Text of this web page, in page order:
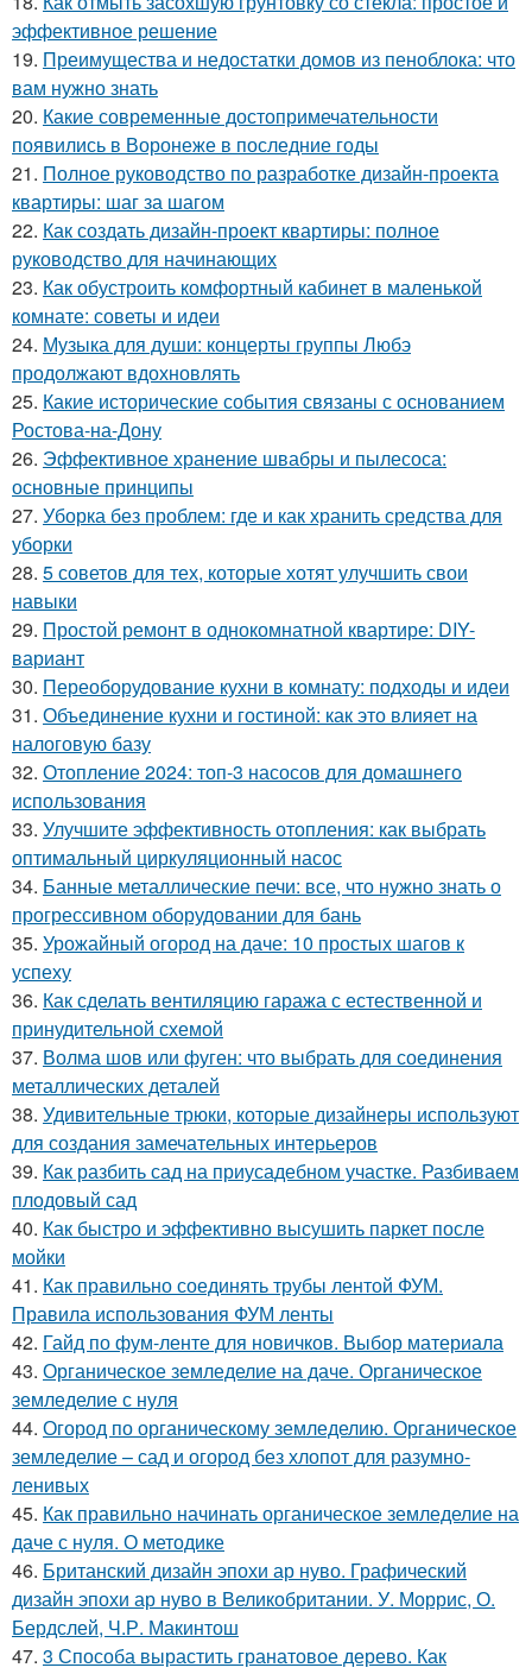
эффективное решение
19. Преимущества и недостатки домов из пеноблока: что
вам нужно знать
20. Какие современные достопримечательности
появились в Воронеже в последние годы
21. Полное руководство по разработке дизайн-проекта
квартиры: шаг за шагом
22. Как создать дизайн-проект квартиры: полное
руководство для начинающих
23. Как обустроить комфортный кабинет в маленькой
комнате: советы и идеи
24. Музыка для души: концерты группы Любэ
продолжают вдохновлять
25. Какие исторические события связаны с основанием
Ростова-на-Дону
26. Эффективное хранение швабры и пылесоса:
основные принципы
27. Уборка без проблем: где и как хранить средства для
уборки
28. 5 советов для тех, которые хотят улучшить свои
навыки
29. Простой ремонт в однокомнатной квартире: DIY-
вариант
30. Переоборудование кухни в комнату: подходы и идеи
31. Объединение кухни и гостиной: как это влияет на
налоговую базу
32. Отопление 2024: топ-3 насосов для домашнего
использования
33. Улучшите эффективность отопления: как выбрать
оптимальный циркуляционный насос
34. Банные металлические печи: все, что нужно знать о
прогрессивном оборудовании для бань
35. Урожайный огород на даче: 10 простых шагов к
успеху
36. Как сделать вентиляцию гаража с естественной и
принудительной схемой
37. Волма шов или фуген: что выбрать для соединения
металлических деталей
38. Удивительные трюки, которые дизайнеры используют
для создания замечательных интерьеров
39. Как разбить сад на приусадебном участке. Разбиваем
плодовый сад
40. Как быстро и эффективно высушить паркет после
мойки
41. Как правильно соединять трубы лентой ФУМ.
Правила использования ФУМ ленты
42. Гайд по фум-ленте для новичков. Выбор материала
43. Органическое земледелие на даче. Органическое
земледелие с нуля
44. Огород по органическому земледелию. Органическое
земледелие – сад и огород без хлопот для разумно-
ленивых
45. Как правильно начинать органическое земледелие на
даче с нуля. О методике
46. Британский дизайн эпохи ар нуво. Графический
дизайн эпохи ар нуво в Великобритании. У. Моррис, О.
Бердслей, Ч.Р. Макинтош
47. 3 Способа вырастить гранатовое дерево. Как